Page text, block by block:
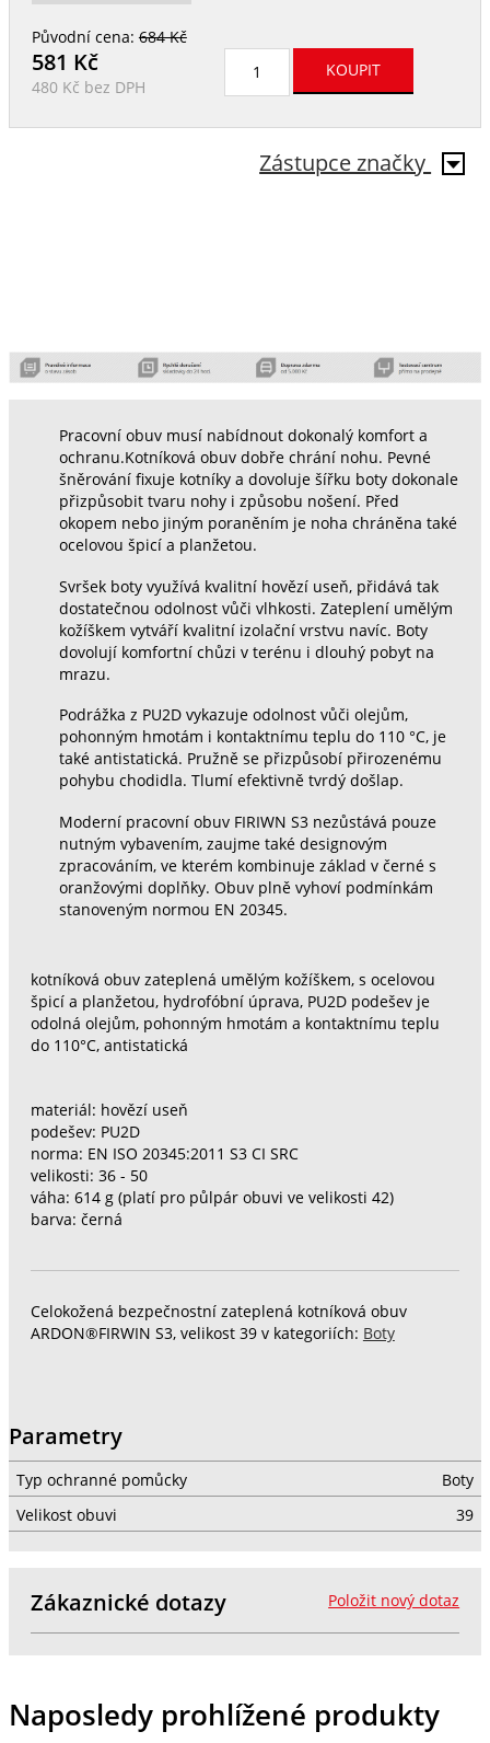
Původní cena:684 Kč
581 Kč
480 Kč bez DPH
Zástupce značky
Pracovní obuv musí nabídnout dokonalý komfort a
ochranu.Kotníková obuv dobře chrání nohu. Pevné
šněrování fixuje kotníky a dovoluje šířku boty dokonale
přizpůsobit tvaru nohy i způsobu nošení. Před
okopem nebo jiným poraněním je noha chráněna také
ocelovou špicí a planžetou.
Svršek boty využívá kvalitní hovězí useň, přidává tak
dostatečnou odolnost vůči vlhkosti. Zateplení umělým
kožíškem vytváří kvalitní izolační vrstvu navíc. Boty
dovolují komfortní chůzi v terénu i dlouhý pobyt na
mrazu.
Podrážka z PU2D vykazuje odolnost vůči olejům,
pohonným hmotám i kontaktnímu teplu do 110 °C, je
také antistatická. Pružně se přizpůsobí přirozenému
pohybu chodidla. Tlumí efektivně tvrdý došlap.
Moderní pracovní obuv FIRIWN S3 nezůstává pouze
nutným vybavením, zaujme také designovým
zpracováním, ve kterém kombinuje základ v černé s
oranžovými doplňky. Obuv plně vyhoví podmínkám
stanoveným normou EN 20345.
kotníková obuv zateplená umělým kožíškem, s ocelovou
špicí a planžetou, hydrofóbní úprava, PU2D podešev je
odolná olejům, pohonným hmotám a kontaktnímu teplu
do 110°C, antistatická
materiál: hovězí useň
podešev: PU2D
norma: EN ISO 20345:2011 S3 CI SRC
velikosti: 36 - 50
váha: 614 g (platí pro půlpár obuvi ve velikosti 42)
barva: černá
Celokožená bezpečnostní zateplená kotníková obuv
ARDON®FIRWIN S3, velikost 39 v kategoriích: Boty
Parametry
Typ ochranné pomůcky
Boty
Velikost obuvi
39
Položit nový dotaz
Zákaznické dotazy
Naposledy prohlížené produkty